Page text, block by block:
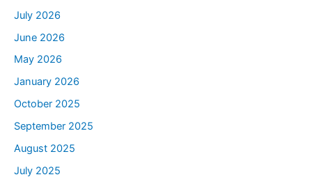
July 2026
June 2026
May 2026
January 2026
October 2025
September 2025
August 2025
July 2025